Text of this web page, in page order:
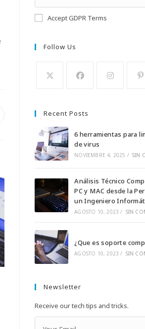
Accept GDPR Terms
Follow Us
en
una
nueva
pestaña
una
nueva
pestaña
una
nueva
pestaña
una
Recent Posts
6 herramientas para
de virus
NOVIEMBRE 4, 2025 / SIN
Análisis Técnico
PC y MAC desde la
un Ingeniero
AGOSTO 10, 2023 / SIN
¿Que es soporte
AGOSTO 10, 2023 / SIN
Newsletter
Receive our tech tips and tricks.